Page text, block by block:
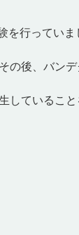
を行ってい
後、バン
ているこ